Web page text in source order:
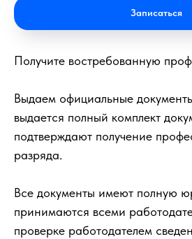
Записаться
Получите востребованную
Выдаем официальные
выдается полный комплект
подтверждают получение
разряда.
Все документы имеют полную
принимаются всеми
проверке работодателем